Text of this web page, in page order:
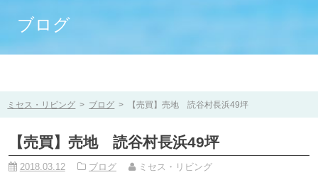
ブログ
ミセス・リビング > ブログ > 【売買】売地 読谷村長浜49坪
【売買】売地 読谷村長浜49坪
2018.03.12 ブログ ミセス・リビング